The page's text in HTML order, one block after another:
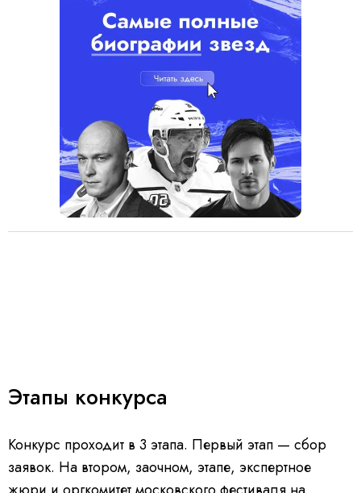
Этапы конкурса
Конкурс проходит в 3 этапа. Первый этап — сбор
заявок. На втором, заочном, этапе, экспертное